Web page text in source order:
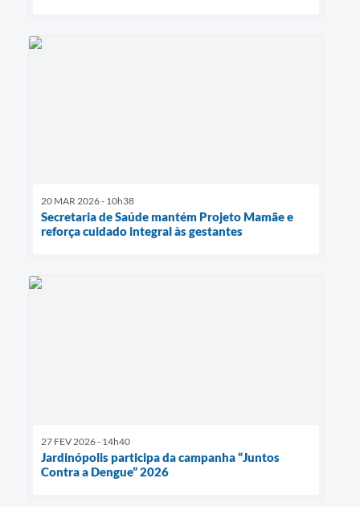
20 MAR 2026 - 10h38
Secretaria de Saúde mantém Projeto Mamãe e
reforça cuidado integral às gestantes
27 FEV 2026 - 14h40
Jardinópolis participa da campanha “Juntos
Contra a Dengue” 2026